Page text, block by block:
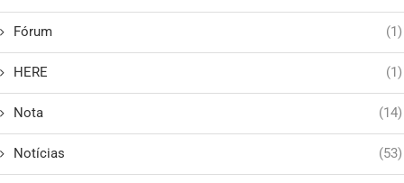
Fórum (1)
HERE (1)
Nota (14)
Notícias (53)